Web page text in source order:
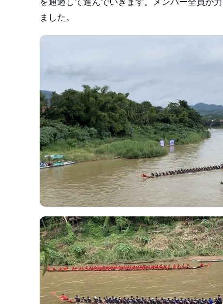
を通過して進んでいきます。メンバー全員が
ました。